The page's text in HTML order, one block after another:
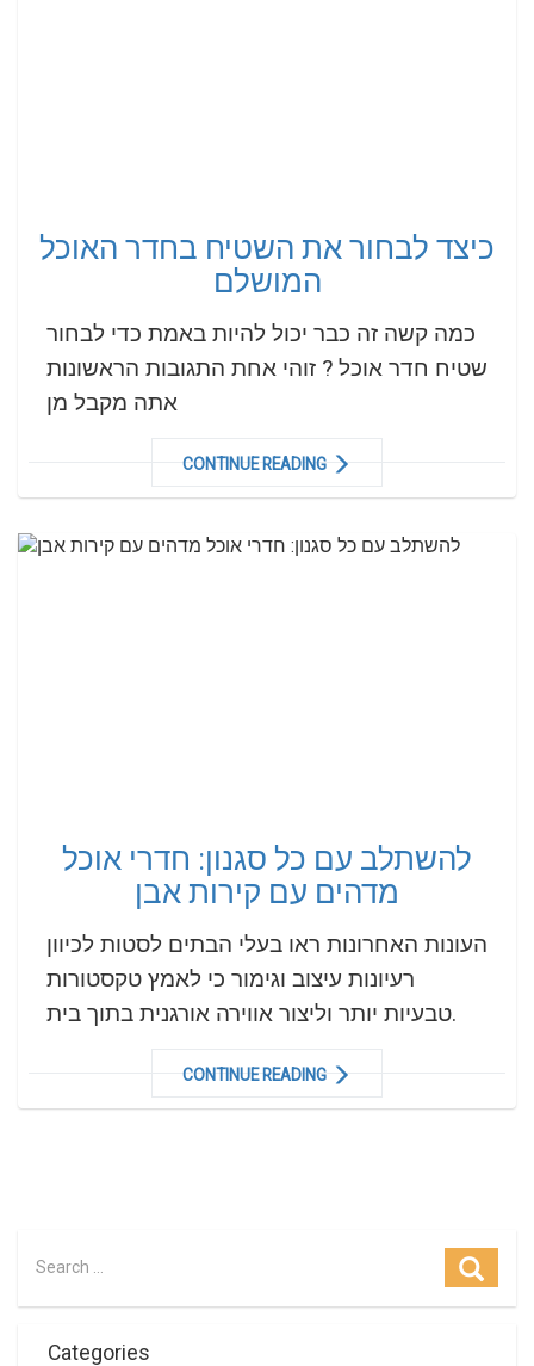
כיצד לבחור את השטיח בחדר האוכל
המושלם
כמה קשה זה כבר יכול להיות באמת כדי לבחור
שטיח חדר אוכל ? זוהי אחת התגובות הראשונות
אתה מקבל מן
CONTINUE READING
להשתלב עם כל סגנון: חדרי אוכל
מדהים עם קירות אבן
העונות האחרונות ראו בעלי הבתים לסטות לכיוון
רעיונות עיצוב וגימור כי לאמץ טקסטורות
טבעיות יותר וליצור אווירה אורגנית בתוך בית.
CONTINUE READING
Search for:
Categories